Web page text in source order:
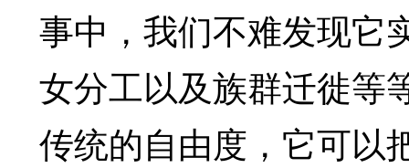
事中，我们不难发现它
女分工以及族群迁徙等
传统的自由度，它可以